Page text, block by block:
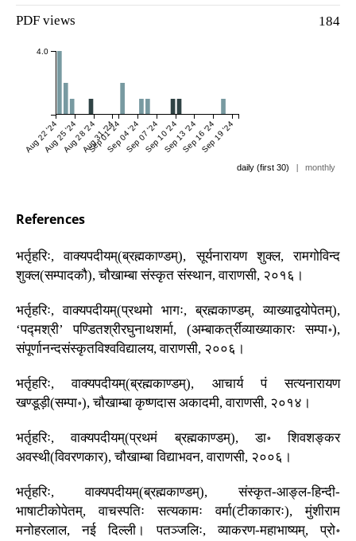
PDF views 184
Aug 22 '24
Aug 25 '24Aug 28 '24Aug 31 '24
Sep 01 '24Sep 04 '24Sep 07 '24Sep 10 '24Sep 13 '24Sep 16 '24Sep 19 '24
4.0
daily (first 30) | monthly
References
भर्तृहरिः, वाक्यपदीयम्(ब्रह्मकाण्डम्), सूर्यनारायण शुक्ल, रामगोविन्द
शुक्ल(सम्पादकौ), चौखाम्बा संस्कृत संस्थान, वाराणसी, २०१६।
भर्तृहरिः, वाक्यपदीयम्(प्रथमो भागः, ब्रह्मकाण्डम्, व्याख्याद्वयोपेतम्),
‘पद्मश्री’ पण्डितश्रीरघुनाथशर्मा, (अम्बाकर्त्रीव्याख्याकारः सम्पा॰),
संपूर्णानन्दसंस्कृतविश्वविद्यालय, वाराणसी, २००६।
भर्तृहरिः, वाक्यपदीयम्(ब्रह्मकाण्डम्), आचार्य पं सत्यनारायण
खण्डूड़ी(सम्पा॰), चौखाम्बा कृष्णदास अकादमी, वाराणसी, २०१४।
भर्तृहरिः, वाक्यपदीयम्(प्रथमं ब्रह्मकाण्डम्), डा॰ शिवशङ्कर
अवस्थी(विवरणकार), चौखाम्बा विद्याभवन, वाराणसी, २००६।
भर्तृहरिः, वाक्यपदीयम्(ब्रह्मकाण्डम्), संस्कृत-आङ्ल-हिन्दी-
भाषाटीकोपेतम्, वाचस्पतिः सत्यकामः वर्मा(टीकाकारः), मुंशीराम
मनोहरलाल, नई दिल्ली। पतञ्जलिः, व्याकरण-महाभाष्यम्, प्रो॰